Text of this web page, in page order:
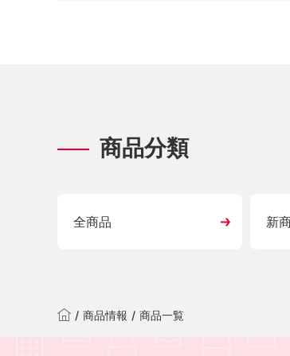
商品分類
全商品 新
/ 商品情報 / 商品一覧